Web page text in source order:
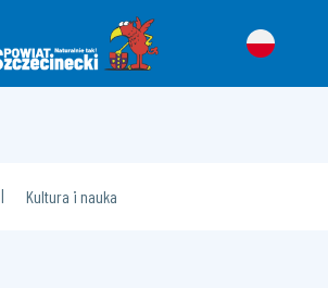
| Kultura i nauka